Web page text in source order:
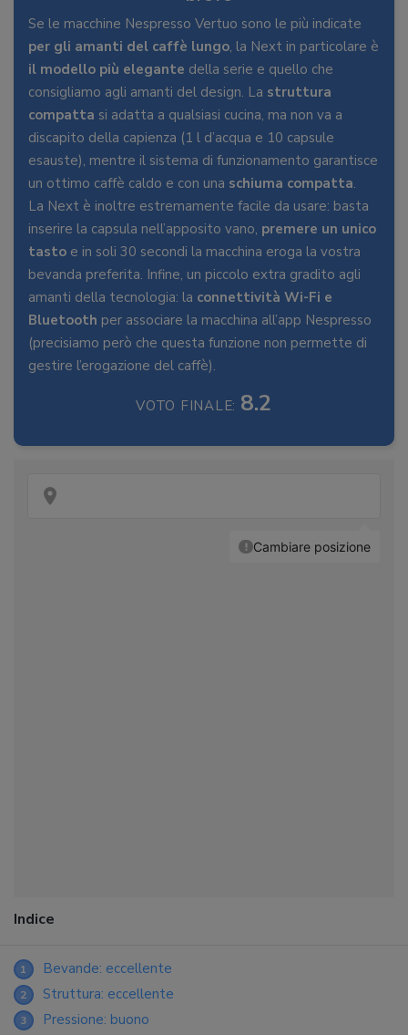
Se le macchine Nespresso Vertuo sono le più indicate
per gli amanti del caffè lungo, la Next in particolare è
il modello più elegante della serie e quello che
consigliamo agli amanti del design. La struttura
compatta si adatta a qualsiasi cucina, ma non va a
discapito della capienza (1 l d’acqua e 10 capsule
esauste), mentre il sistema di funzionamento garantisce
un ottimo caffè caldo e con una schiuma compatta.
La Next è inoltre estremamente facile da usare: basta
inserire la capsula nell’apposito vano, premere un unico
tasto e in soli 30 secondi la macchina eroga la vostra
bevanda preferita. Infine, un piccolo extra gradito agli
amanti della tecnologia: la connettività Wi-Fi e
Bluetooth per associare la macchina all’app Nespresso
(precisiamo però che questa funzione non permette di
gestire l’erogazione del caffè).
VOTO FINALE: 8.2
Indice
1 Bevande: eccellente
2 Struttura: eccellente
3 Pressione: buono